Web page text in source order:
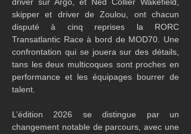
skipper et driver de Zoulou, ont chacun
disputé à cinq reprises la RORC
Transatlantic Race à bord de MOD70. Une
confrontation qui se jouera sur des détails,
tans les deux multicoques sont proches en
performance et les équipages bourrer de
talent.
L’édition 2026 se distingue par un
changement notable de parcours, avec une